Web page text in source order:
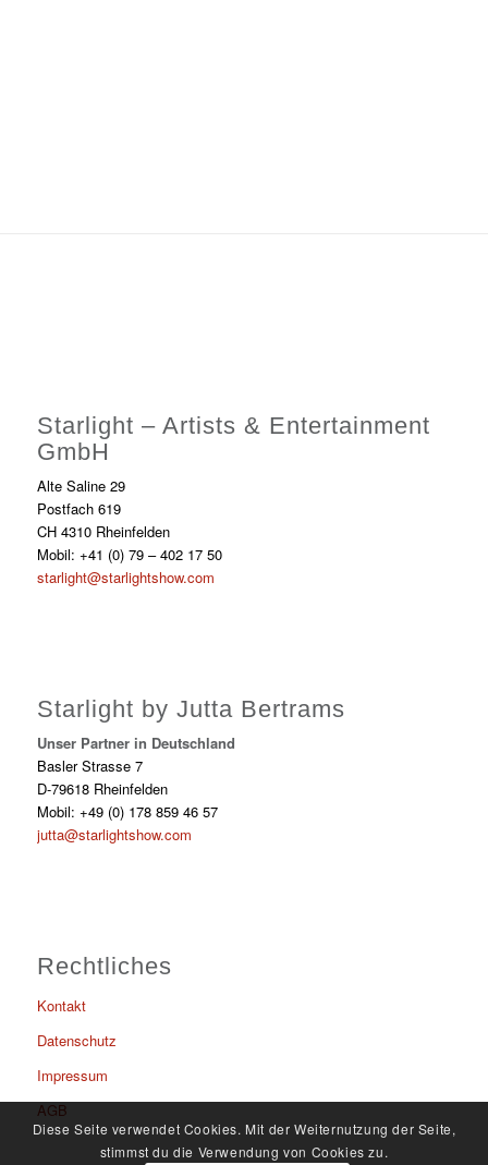
Starlight – Artists & Entertainment
GmbH
Alte Saline 29
Postfach 619
CH 4310 Rheinfelden
Mobil: +41 (0) 79 – 402 17 50
starlight@starlightshow.com
Starlight by Jutta Bertrams
Unser Partner in Deutschland
Basler Strasse 7
D-79618 Rheinfelden
Mobil: +49 (0) 178 859 46 57
jutta@starlightshow.com
Rechtliches
Kontakt
Datenschutz
Impressum
AGB
Diese Seite verwendet Cookies. Mit der Weiternutzung der Seite,
stimmst du die Verwendung von Cookies zu.